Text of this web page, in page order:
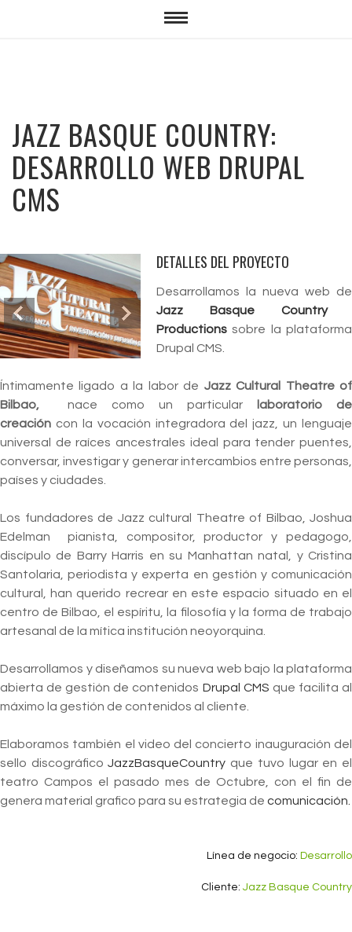
JAZZ BASQUE COUNTRY:
DESARROLLO WEB DRUPAL
CMS
DETALLES DEL PROYECTO
Desarrollamos la nueva web de
Jazz Basque Country
Productionssobre la plataforma
Drupal CMS.
Íntimamente ligado a la labor de Jazz Cultural Theatre of
Bilbao,
nace como un particular
laboratorio de
creación con la vocación integradora del jazz, un lenguaje
universal de raíces ancestrales ideal para tender puentes,
conversar, investigar y generar intercambios entre personas,
países y ciudades.
Los fundadores de Jazz cultural Theatre of Bilbao, Joshua
Edelman pianista, compositor, productor y pedagogo,
discípulo de Barry Harris en su Manhattan natal, y Cristina
Santolaria, periodista y experta en gestión y comunicación
cultural, han querido recrear en este espacio situado en el
centro de Bilbao, el espíritu, la filosofía y la forma de trabajo
artesanal de la mítica institución neoyorquina.
Desarrollamos y diseñamos su nueva web bajo la plataforma
abierta de gestión de contenidos Drupal CMS que facilita al
máximo la gestión de contenidos al cliente.
Elaboramos también el video del concierto inauguración del
sello discográficoJazzBasqueCountry que tuvo lugar en el
teatro Campos el pasado mes de Octubre, con el fin de
genera material grafico para su estrategia de comunicación.
Línea de negocio: Desarrollo
Cliente: Jazz Basque Country